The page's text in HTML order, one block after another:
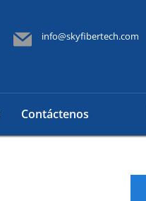
info@skyfibertech.com
Contáctenos